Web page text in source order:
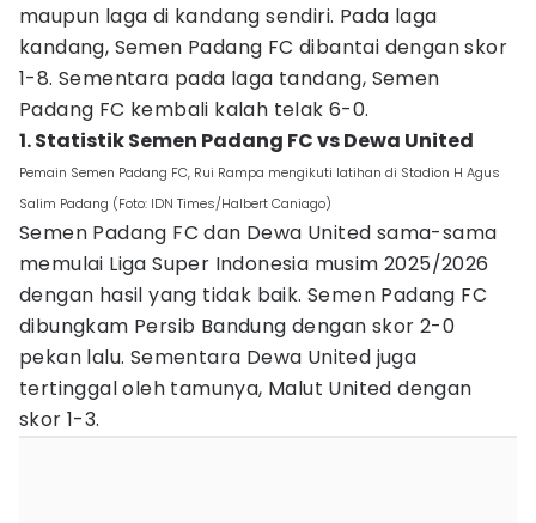
maupun laga di kandang sendiri. Pada laga
kandang, Semen Padang FC dibantai dengan skor
1-8. Sementara pada laga tandang, Semen
Padang FC kembali kalah telak 6-0.
1. Statistik Semen Padang FC vs Dewa United
Pemain Semen Padang FC, Rui Rampa mengikuti latihan di Stadion H Agus
Salim Padang (Foto: IDN Times/Halbert Caniago)
Semen Padang FC dan Dewa United sama-sama
memulai Liga Super Indonesia musim 2025/2026
dengan hasil yang tidak baik. Semen Padang FC
dibungkam Persib Bandung dengan skor 2-0
pekan lalu. Sementara Dewa United juga
tertinggal oleh tamunya, Malut United dengan
skor 1-3.